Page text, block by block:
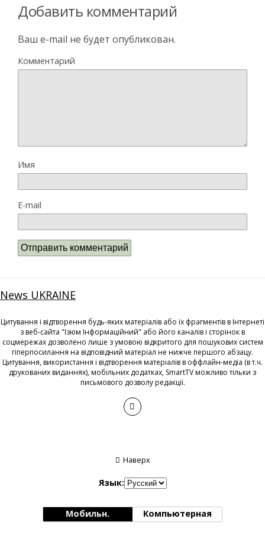
Добавить комментарий
Ваш e-mail не будет опубликован.
Комментарий
Имя
E-mail
News UKRAINE
Цитування і відтворення будь-яких матеріалів або їх фрагментів в Інтернеті
з веб-сайта "Ізюм Інформаційний" або його каналів і сторінок в
соцмережах дозволено лише з умовою відкритого для пошукових систем
гіперпосилання на відповідний матеріал не нижче першого абзацу.
Цитування, використання і відтворення матеріалів в оффлайн-медіа (в т.ч.
друкованих виданнях), мобільних додатках, SmartTV можливо тільки з
письмового дозволу редакції.
Наверх
Язык:
Мобильн. Компьютерная